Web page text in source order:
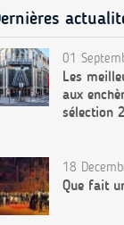
01
Les
aux
sélection
18
Que fait